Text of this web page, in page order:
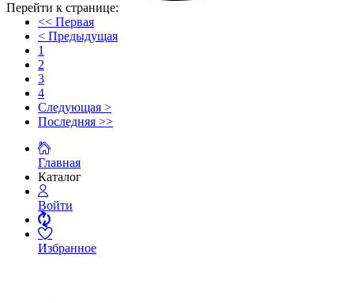
Перейти к странице:
<< Первая
< Предыдущая
1
2
3
4
Следующая >
Последняя >>
Главная
Каталог
Войти
Избранное